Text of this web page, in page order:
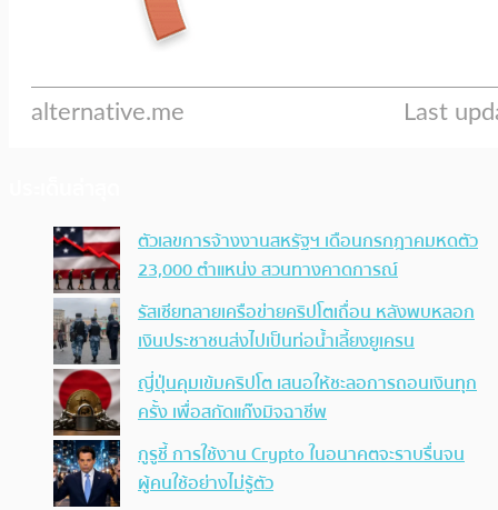
ตัวเลขการจ้างงานสหรัฐฯ เดือนกรกฎาคมหดตัว
23,000 ตำแหน่ง สวนทางคาดการณ์
รัสเซียทลายเครือข่ายคริปโตเถื่อน หลังพบหลอก
เงินประชาชนส่งไปเป็นท่อน้ำเลี้ยงยูเครน
ญี่ปุ่นคุมเข้มคริปโต เสนอให้ชะลอการถอนเงินทุก
ครั้ง เพื่อสกัดแก๊งมิจฉาชีพ
กูรูชี้ การใช้งาน Crypto ในอนาคตจะราบรื่นจน
ผู้คนใช้อย่างไม่รู้ตัว